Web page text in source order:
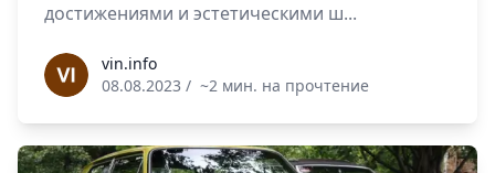
достижениями и эстетическими ш...
vin.infovin.info
08.08.2023 / ~2 мин. на прочтение